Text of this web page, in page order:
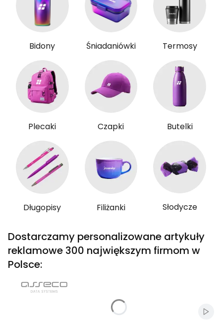
Bidony Śniadaniówki Termosy
Plecaki Czapki Butelki
Długopisy Filiżanki Słodycze
Dostarczamy personalizowane artykuły
reklamowe 300 największym firmom w
Polsce: